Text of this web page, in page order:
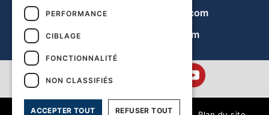
info@javeahomefinders.com
fr.javeahomefinders.com
PERFORMANCE
CIBLAGE
FONCTIONNALITÉ
NON CLASSIFIÉS
ACCEPTER TOUT REFUSER TOUT